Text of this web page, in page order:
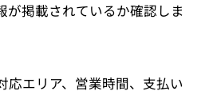
が掲載されているか確認しま
応エリア、営業時間、支払い